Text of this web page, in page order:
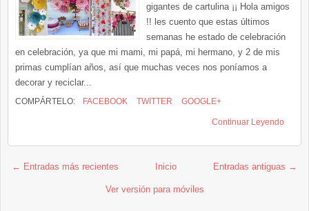
gigantes de cartulina ¡¡ Hola amigos
!! les cuento que estas últimos
semanas he estado de celebración
en celebración, ya que mi mami, mi papá, mi hermano, y 2 de mis
primas cumplían años, así que muchas veces nos poníamos a
decorar y reciclar...
COMPÁRTELO: FACEBOOK TWITTER GOOGLE+
Continuar Leyendo
← Entradas más recientes Entradas antiguas →
Inicio
Ver versión para móviles